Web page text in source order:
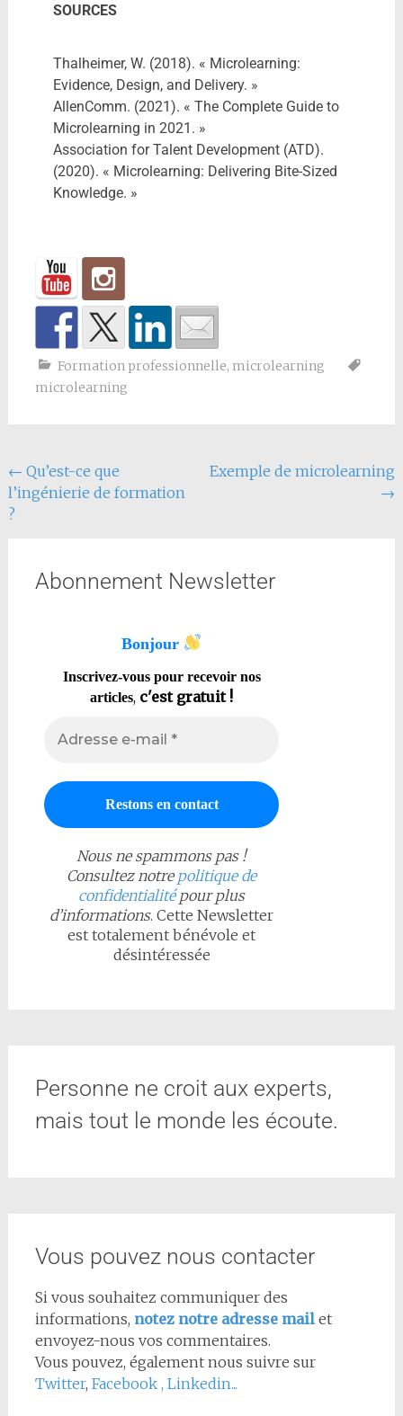
SOURCES
Thalheimer, W. (2018). « Microlearning:
Evidence, Design, and Delivery. »
AllenComm. (2021). « The Complete Guide to
Microlearning in 2021. »
Association for Talent Development (ATD).
(2020). « Microlearning: Delivering Bite-Sized
Knowledge. »
Formation professionnelle, microlearning
microlearning
← Qu’est-ce que
l’ingénierie de formation
?
Exemple de microlearning
→
Abonnement Newsletter
Bonjour
Inscrivez-vous pour recevoir nos
articles, c'est gratuit !
Nous ne spammons pas !
Consultez notrepolitique de
confidentialitépour plus
d’informations. Cette Newsletter
est totalement bénévole et
désintéressée
Personne ne croit aux experts,
mais tout le monde les écoute.
Vous pouvez nous contacter
Si vous souhaitez communiquer des
informations, notez notre adresse mail et
envoyez-nous vos commentaires.
Vous pouvez, également nous suivre sur
Twitter, Facebook , Linkedin...